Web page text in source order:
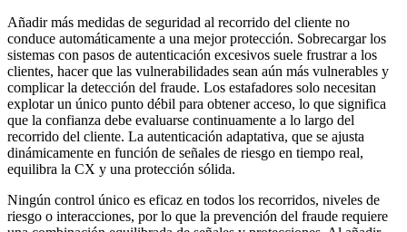
Añadir más medidas de seguridad al recorrido del cliente no
conduce automáticamente a una mejor protección. Sobrecargar los
sistemas con pasos de autenticación excesivos suele frustrar a los
clientes, hacer que las vulnerabilidades sean aún más vulnerables y
complicar la detección del fraude. Los estafadores solo necesitan
explotar un único punto débil para obtener acceso, lo que significa
que la confianza debe evaluarse continuamente a lo largo del
recorrido del cliente. La autenticación adaptativa, que se ajusta
dinámicamente en función de señales de riesgo en tiempo real,
equilibra la CX y una protección sólida.
Ningún control único es eficaz en todos los recorridos, niveles de
riesgo o interacciones, por lo que la prevención del fraude requiere